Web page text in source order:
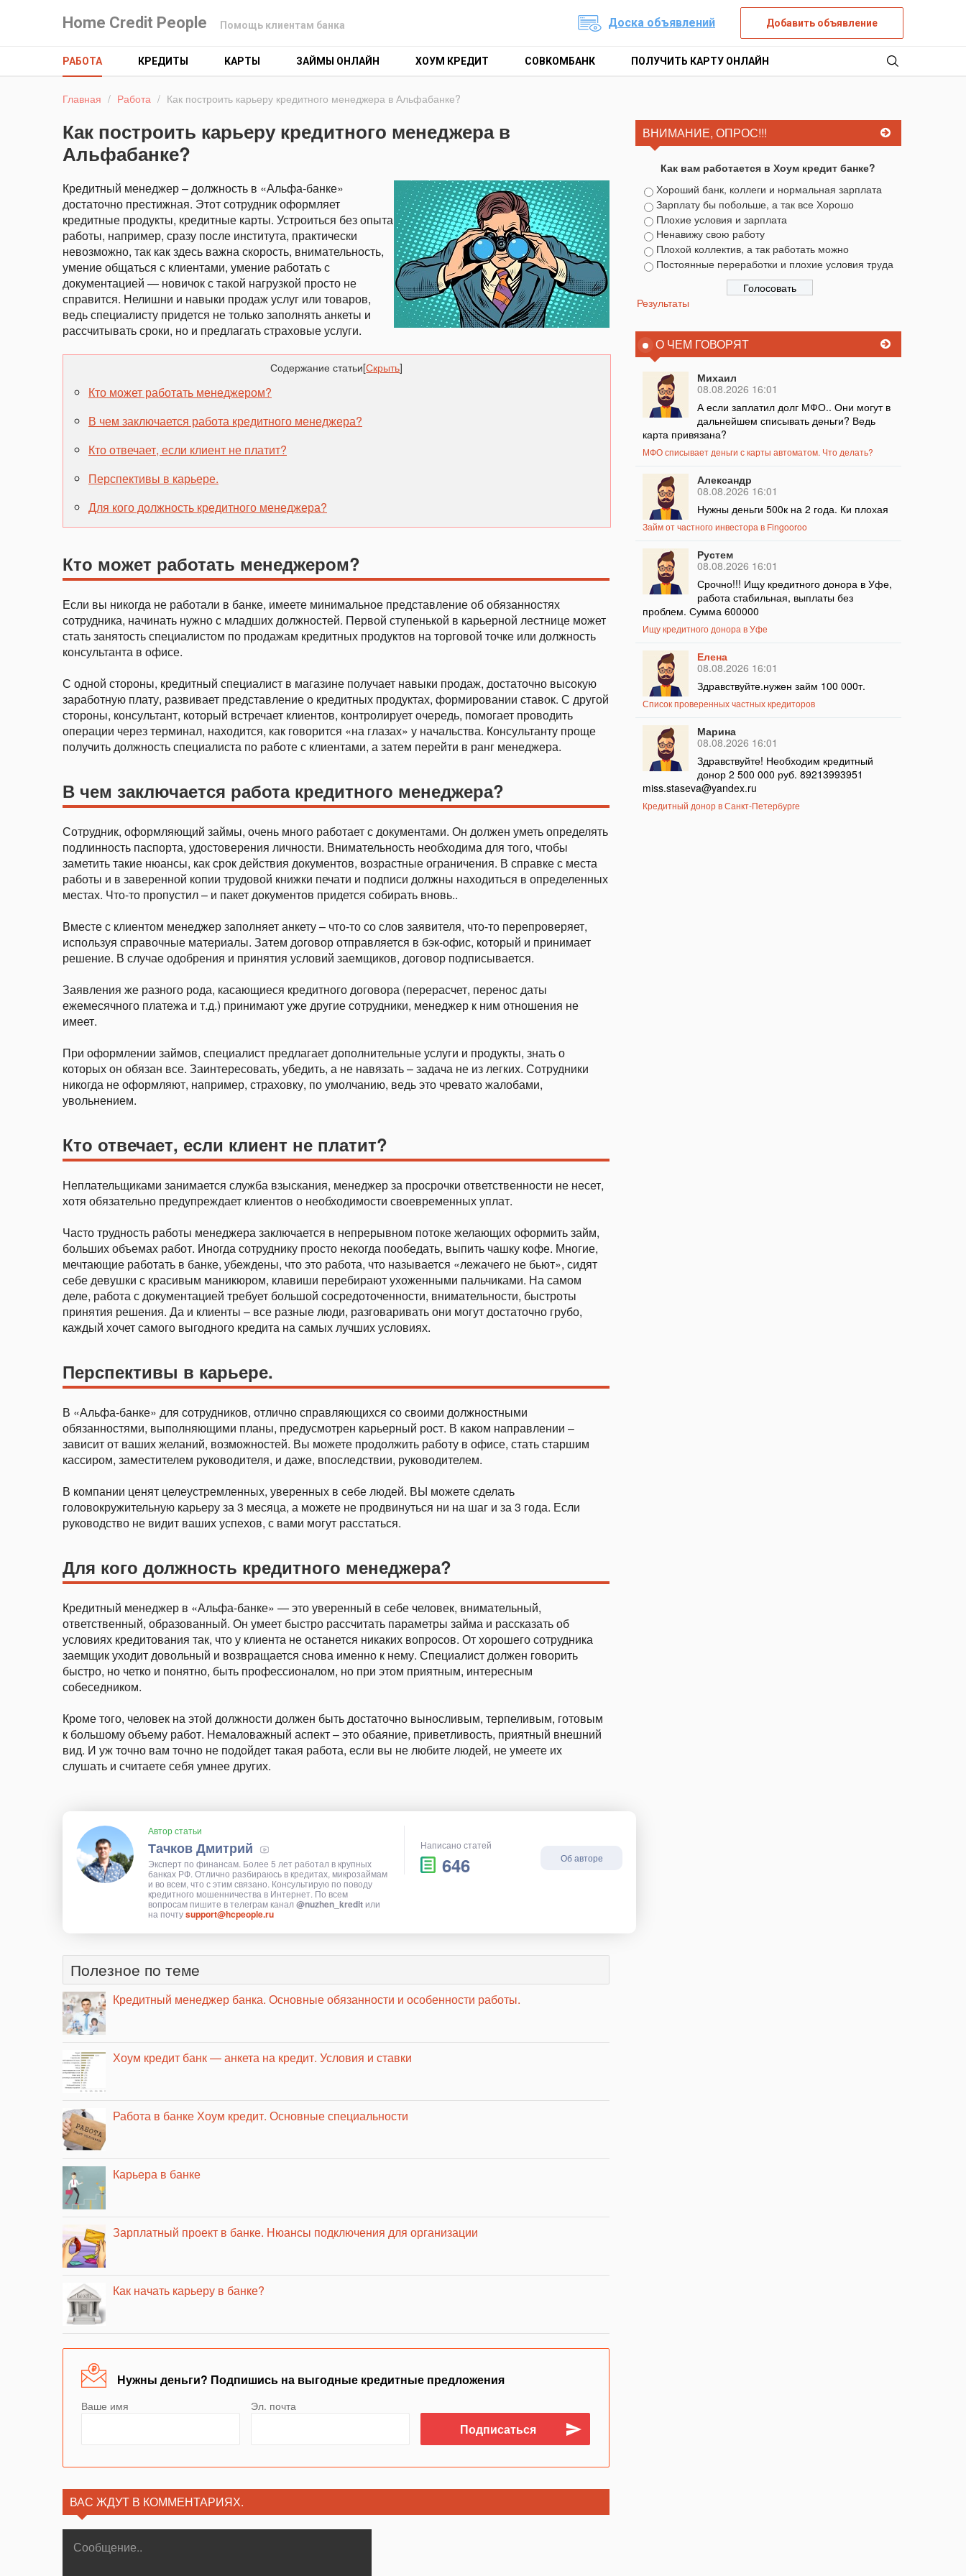
Home Credit People Помощь клиентам банка Доска объявлений Добавить объявление
РАБОТА КРЕДИТЫ КАРТЫ ЗАЙМЫ ОНЛАЙН ХОУМ КРЕДИТ СОВКОМБАНК ПОЛУЧИТЬ КАРТУ ОНЛАЙН
Главная / Работа / Как построить карьеру кредитного менеджера в Альфабанке?
Как построить карьеру кредитного менеджера в
Альфабанке?
Кредитный менеджер – должность в «Альфа-банке»
достаточно престижная. Этот сотрудник оформляет
кредитные продукты, кредитные карты. Устроиться без опыта
работы, например, сразу после института, практически
невозможно, так как здесь важна скорость, внимательность,
умение общаться с клиентами, умение работать с
документацией — новичок с такой нагрузкой просто не
справится. Нелишни и навыки продаж услуг или товаров,
ведь специалисту придется не только заполнять анкеты и
рассчитывать сроки, но и предлагать страховые услуги.
Содержание статьи[Скрыть]
Кто может работать менеджером?
В чем заключается работа кредитного менеджера?
Кто отвечает, если клиент не платит?
Перспективы в карьере.
Для кого должность кредитного менеджера?
Кто может работать менеджером?
Если вы никогда не работали в банке, имеете минимальное представление об обязанностях
сотрудника, начинать нужно с младших должностей. Первой ступенькой в карьерной лестнице может
стать занятость специалистом по продажам кредитных продуктов на торговой точке или должность
консультанта в офисе.
С одной стороны, кредитный специалист в магазине получает навыки продаж, достаточно высокую
заработную плату, развивает представление о кредитных продуктах, формировании ставок. С другой
стороны, консультант, который встречает клиентов, контролирует очередь, помогает проводить
операции через терминал, находится, как говорится «на глазах» у начальства. Консультанту проще
получить должность специалиста по работе с клиентами, а затем перейти в ранг менеджера.
В чем заключается работа кредитного менеджера?
Сотрудник, оформляющий займы, очень много работает с документами. Он должен уметь определять
подлинность паспорта, удостоверения личности. Внимательность необходима для того, чтобы
заметить такие нюансы, как срок действия документов, возрастные ограничения. В справке с места
работы и в заверенной копии трудовой книжки печати и подписи должны находиться в определенных
местах. Что-то пропустил – и пакет документов придется собирать вновь..
Вместе с клиентом менеджер заполняет анкету – что-то со слов заявителя, что-то перепроверяет,
используя справочные материалы. Затем договор отправляется в бэк-офис, который и принимает
решение. В случае одобрения и принятия условий заемщиков, договор подписывается.
Заявления же разного рода, касающиеся кредитного договора (перерасчет, перенос даты
ежемесячного платежа и т.д.) принимают уже другие сотрудники, менеджер к ним отношения не
имеет.
При оформлении займов, специалист предлагает дополнительные услуги и продукты, знать о
которых он обязан все. Заинтересовать, убедить, а не навязать – задача не из легких. Сотрудники
никогда не оформляют, например, страховку, по умолчанию, ведь это чревато жалобами,
увольнением.
Кто отвечает, если клиент не платит?
Неплательщиками занимается служба взыскания, менеджер за просрочки ответственности не несет,
хотя обязательно предупреждает клиентов о необходимости своевременных уплат.
Часто трудность работы менеджера заключается в непрерывном потоке желающих оформить займ,
больших объемах работ. Иногда сотруднику просто некогда пообедать, выпить чашку кофе. Многие,
мечтающие работать в банке, убеждены, что это работа, что называется «лежачего не бьют», сидят
себе девушки с красивым маникюром, клавиши перебирают ухоженными пальчиками. На самом
деле, работа с документацией требует большой сосредоточенности, внимательности, быстроты
принятия решения. Да и клиенты – все разные люди, разговаривать они могут достаточно грубо,
каждый хочет самого выгодного кредита на самых лучших условиях.
Перспективы в карьере.
В «Альфа-банке» для сотрудников, отлично справляющихся со своими должностными
обязанностями, выполняющими планы, предусмотрен карьерный рост. В каком направлении –
зависит от ваших желаний, возможностей. Вы можете продолжить работу в офисе, стать старшим
кассиром, заместителем руководителя, и даже, впоследствии, руководителем.
В компании ценят целеустремленных, уверенных в себе людей. ВЫ можете сделать
головокружительную карьеру за 3 месяца, а можете не продвинуться ни на шаг и за 3 года. Если
руководство не видит ваших успехов, с вами могут расстаться.
Для кого должность кредитного менеджера?
Кредитный менеджер в «Альфа-банке» — это уверенный в себе человек, внимательный,
ответственный, образованный. Он умеет быстро рассчитать параметры займа и рассказать об
условиях кредитования так, что у клиента не останется никаких вопросов. От хорошего сотрудника
заемщик уходит довольный и возвращается снова именно к нему. Специалист должен говорить
быстро, но четко и понятно, быть профессионалом, но при этом приятным, интересным
собеседником.
Кроме того, человек на этой должности должен быть достаточно выносливым, терпеливым, готовым
к большому объему работ. Немаловажный аспект – это обаяние, приветливость, приятный внешний
вид. И уж точно вам точно не подойдет такая работа, если вы не любите людей, не умеете их
слушать и считаете себя умнее других.
Автор статьи
Тачков Дмитрий
Эксперт по финансам. Более 5 лет работал в крупных
банках РФ. Отлично разбираюсь в кредитах, микрозаймам
и во всем, что с этим связано. Консультирую по поводу
кредитного мошенничества в Интернет. По всем
вопросам пишите в телеграм канал @nuzhen_kredit или
на почтуsupport@hcpeople.ru
Написано статей
646 Об авторе
Полезное по теме
Кредитный менеджер банка. Основные обязанности и особенности работы.
Хоум кредит банк — анкета на кредит. Условия и ставки
Работа в банке Хоум кредит. Основные специальности
Карьера в банке
Зарплатный проект в банке. Нюансы подключения для организации
Как начать карьеру в банке?
Нужны деньги? Подпишись на выгодные кредитные предложения
Ваше имя Эл. почта
ВАС ЖДУТ В КОММЕНТАРИЯХ.
ВНИМАНИЕ, ОПРОС!!!
Как вам работается в Хоум кредит банке?
Хороший банк, коллеги и нормальная зарплата
Зарплату бы побольше, а так все Хорошо
Плохие условия и зарплата
Ненавижу свою работу
Плохой коллектив, а так работать можно
Постоянные переработки и плохие условия труда
Результаты
О ЧЕМ ГОВОРЯТ
Михаил
08.08.2026 16:01
А если заплатил долг МФО.. Они могут в
дальнейшем списывать деньги? Ведь
карта привязана?
МФО списывает деньги с карты автоматом. Что делать?
Александр
08.08.2026 16:01
Нужны деньги 500к на 2 года. Ки плохая
Займ от частного инвестора в Fingooroo
Рустем
08.08.2026 16:01
Срочно!!! Ищу кредитного донора в Уфе,
работа стабильная, выплаты без
проблем. Сумма 600000
Ищу кредитного донора в Уфе
Елена
08.08.2026 16:01
Здравствуйте.нужен займ 100 000т.
Список проверенных частных кредиторов
Марина
08.08.2026 16:01
Здравствуйте! Необходим кредитный
донор 2 500 000 руб. 89213993951
miss.staseva@yandex.ru
Кредитный донор в Санкт-Петербурге